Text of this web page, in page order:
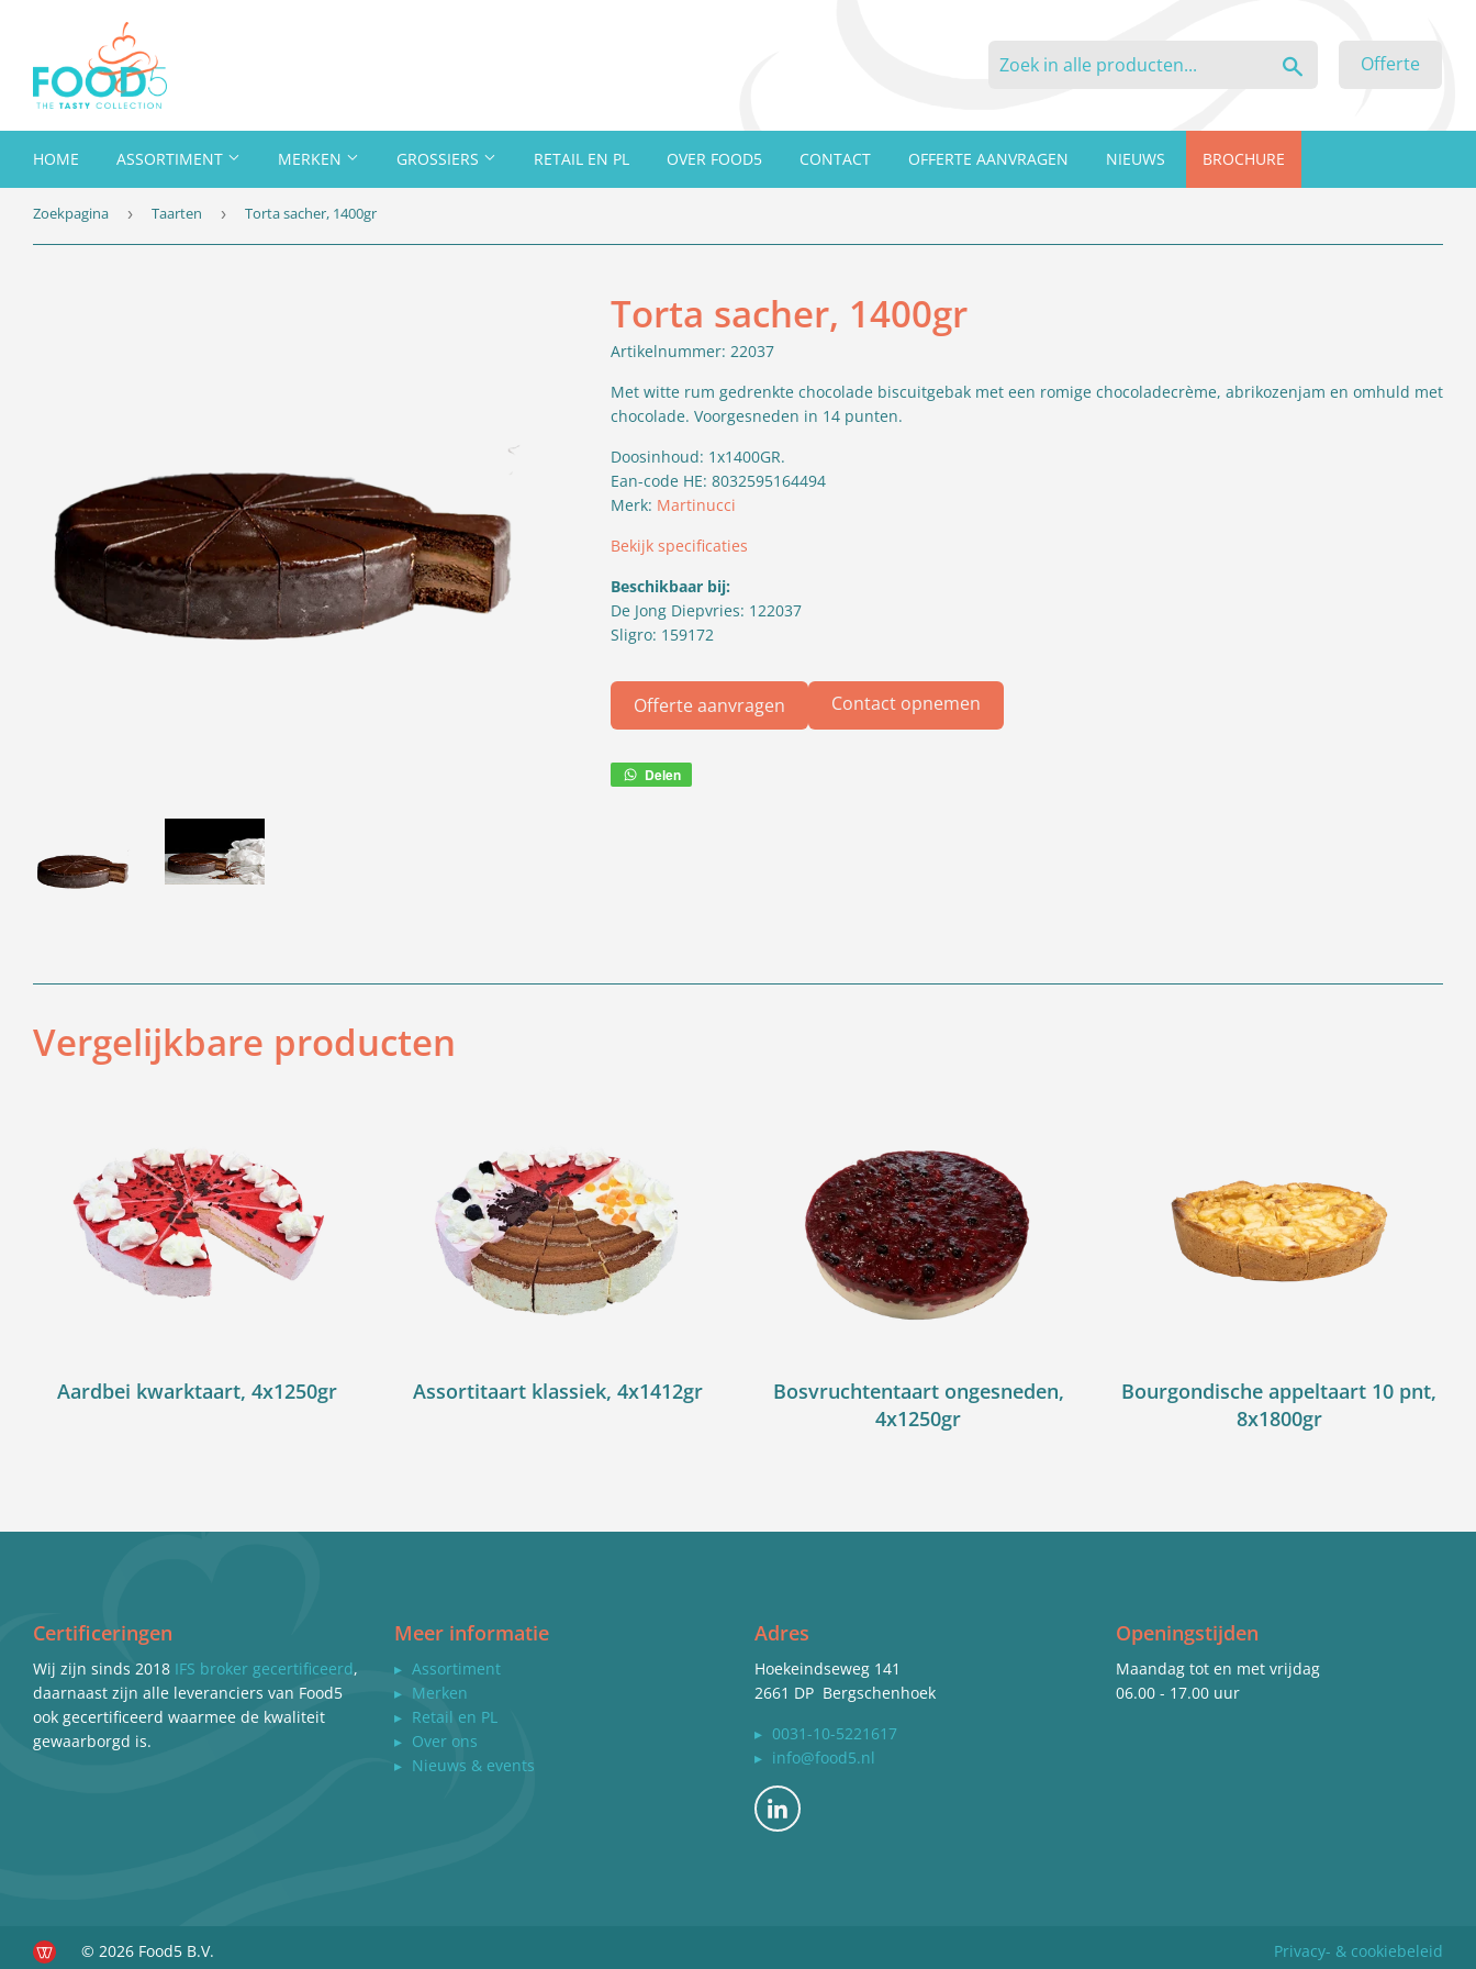
Offerte
HOME ASSORTIMENT MERKEN GROSSIERS RETAIL EN PL OVER FOOD5 CONTACT OFFERTE AANVRAGEN NIEUWS BROCHURE
Zoekpagina › Taarten › Torta sacher, 1400gr
Torta sacher, 1400gr
Artikelnummer: 22037
Met witte rum gedrenkte chocolade biscuitgebak met een romige chocoladecrème, abrikozenjam en omhuld met
chocolade. Voorgesneden in 14 punten.
Doosinhoud: 1x1400GR.
Ean-code HE: 8032595164494
Merk: Martinucci
Bekijk specificaties
Beschikbaar bij:
De Jong Diepvries: 122037
Sligro: 159172
Offerte aanvragen Contact opnemen
Delen
Vergelijkbare producten
Aardbei kwarktaart, 4x1250gr Assortitaart klassiek, 4x1412gr
Bosvruchtentaart ongesneden,
4x1250gr
Bourgondische appeltaart 10 pnt,
8x1800gr
Certificeringen
Wij zijn sinds 2018 IFS broker gecertificeerd,
daarnaast zijn alle leveranciers van Food5
ook gecertificeerd waarmee de kwaliteit
gewaarborgd is.
Meer informatie
▸ Assortiment
▸ Merken
▸ Retail en PL
▸ Over ons
▸ Nieuws & events
Adres
Hoekeindseweg 141
2661 DP Bergschenhoek
▸ 0031-10-5221617
▸ info@food5.nl
Bekijk ons op LinkedIn
Openingstijden
Maandag tot en met vrijdag
06.00 - 17.00 uur
© 2026 Food5 B.V. Privacy- & cookiebeleid